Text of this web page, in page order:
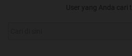
User yang Anda cari